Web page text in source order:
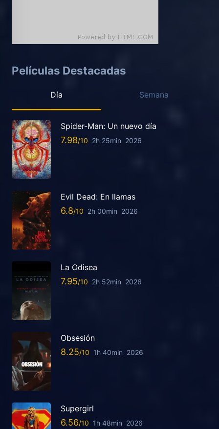
Películas Destacadas
Día Semana
Spider-Man: Un nuevo día
7.98 2h 25min 2026
Evil Dead: En llamas
6.8 2h 00min 2026
La Odisea
7.95 2h 52min 2026
Obsesión
8.25 1h 40min 2026
Supergirl
6.56 1h 48min 2026